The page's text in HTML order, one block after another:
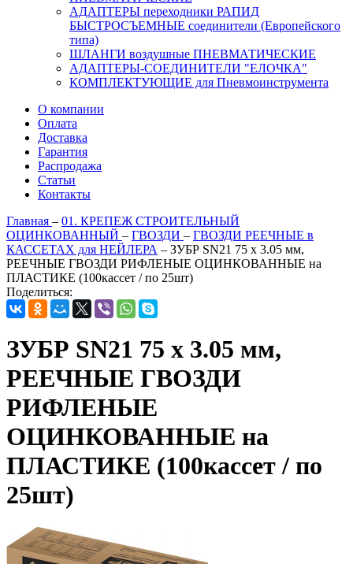
АДАПТЕРЫ переходники РАПИД
БЫСТРОСЪЕМНЫЕ соединители (Европейского
типа)
ШЛАНГИ воздушные ПНЕВМАТИЧЕСКИЕ
АДАПТЕРЫ-СОЕДИНИТЕЛИ "ЕЛОЧКА"
КОМПЛЕКТУЮЩИЕ для Пневмоинструмента
О компании
Оплата
Доставка
Гарантия
Распродажа
Статьи
Контакты
Главная – 01. КРЕПЕЖ СТРОИТЕЛЬНЫЙ
ОЦИНКОВАННЫЙ – ГВОЗДИ – ГВОЗДИ РЕЕЧНЫЕ в
КАССЕТАХ для НЕЙЛЕРА – ЗУБР SN21 75 х 3.05 мм,
РЕЕЧНЫЕ ГВОЗДИ РИФЛЕНЫЕ ОЦИНКОВАННЫЕ на
ПЛАСТИКЕ (100кассет / по 25шт)
Поделиться:
ЗУБР SN21 75 х 3.05 мм,
РЕЕЧНЫЕ ГВОЗДИ
РИФЛЕНЫЕ
ОЦИНКОВАННЫЕ на
ПЛАСТИКЕ (100кассет / по
25шт)